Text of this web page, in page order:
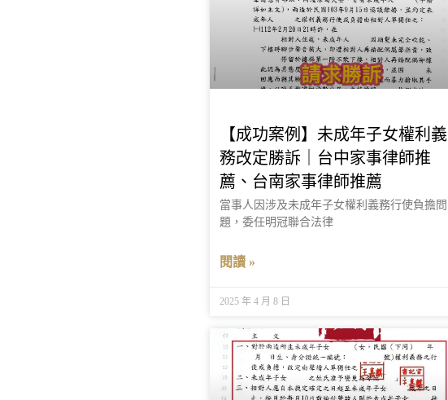
【成功案例】未成年子女權利義
務改定勝訴｜台中家事律師推
薦、台南家事律師推薦
當事人因涉及未成年子女權利義務行使負擔問
題，委任明冠聯合法律
閱讀 »
2025 年 4 月 8 日